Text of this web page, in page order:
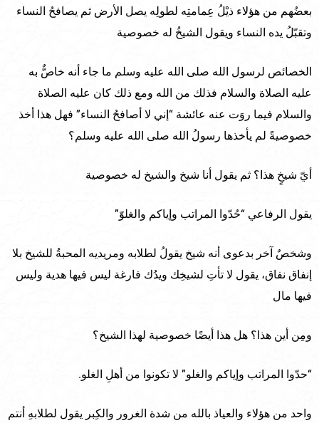
بعضُهم من هؤلاء ذيْلُ عِمامتِه لطولِه يصل الأرض ثم يصافحُ النساء
وتقبّلُ يده النساء ويقول الشيخُ له خصوصية
الخصائص لرسول الله صلى الله عليه وسلم ما جاء أنه خاصٌّ به
عليه الصلاة والسلام فذلك من الله ومع ذلك كان عليه الصلاة
والسلام فيما روَت عنه عائشة “إني لا أصافحُ النساء” فهل هذا أخذ
خصوصيةً لم يأخذها رسولُ الله صلى الله عليه وسلم؟
أيّ شيخٍ هذا؟ ثم يقول أنا شيخ والشيخ له خصوصية
يقول الرفاعي “حُدّوا المراتب وإياكم والغلوّ”
وشخصٌ آخر بدعوى أنه شيخ يقولُ لطلابه ومريديه المحبةُ للشيخ بلا
إنفاق نفاق، يقول لا تأتِ لشيخِك ويدُك فارغة ليس فيها هدية وليس
فيها مال
ومِن أين هذا؟ هل هذا أيضًا خصوصية لهذا الشيخ؟
“حدّوا المراتب وإياكم والغلو” لا تكونوا من أهلِ الغلو.
واحد من هؤلاء والعياذ بالله من شدة الغرور والكِبر يقول لطلابهِ أنتم